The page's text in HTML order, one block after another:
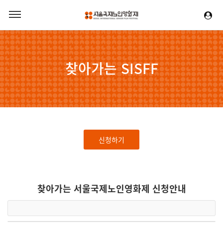
찾아가는 SISFF
신청하기
찾아가는 서울국제노인영화제 신청안내